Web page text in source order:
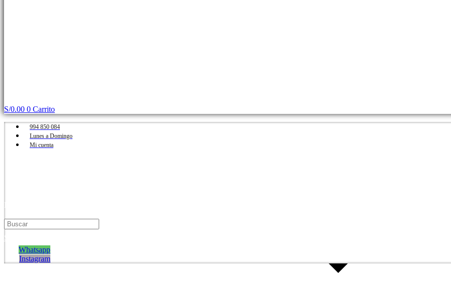
S/0.00 0 Carrito
994 850 084
Lunes a Domingo
Mi cuenta
S/
Whatsapp
Instagram